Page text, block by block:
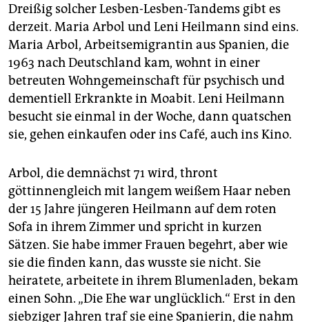
Dreißig solcher Lesben-Lesben-Tandems gibt es
derzeit. Maria Arbol und Leni Heilmann sind eins.
Maria Arbol, Arbeitsemigrantin aus Spanien, die
1963 nach Deutschland kam, wohnt in einer
betreuten Wohngemeinschaft für psychisch und
dementiell Erkrankte in Moabit. Leni Heilmann
besucht sie einmal in der Woche, dann quatschen
sie, gehen einkaufen oder ins Café, auch ins Kino.
Arbol, die demnächst 71 wird, thront
göttinnengleich mit langem weißem Haar neben
der 15 Jahre jüngeren Heilmann auf dem roten
Sofa in ihrem Zimmer und spricht in kurzen
Sätzen. Sie habe immer Frauen begehrt, aber wie
sie die finden kann, das wusste sie nicht. Sie
heiratete, arbeitete in ihrem Blumenladen, bekam
einen Sohn. „Die Ehe war unglücklich.“ Erst in den
siebziger Jahren traf sie eine Spanierin, die nahm